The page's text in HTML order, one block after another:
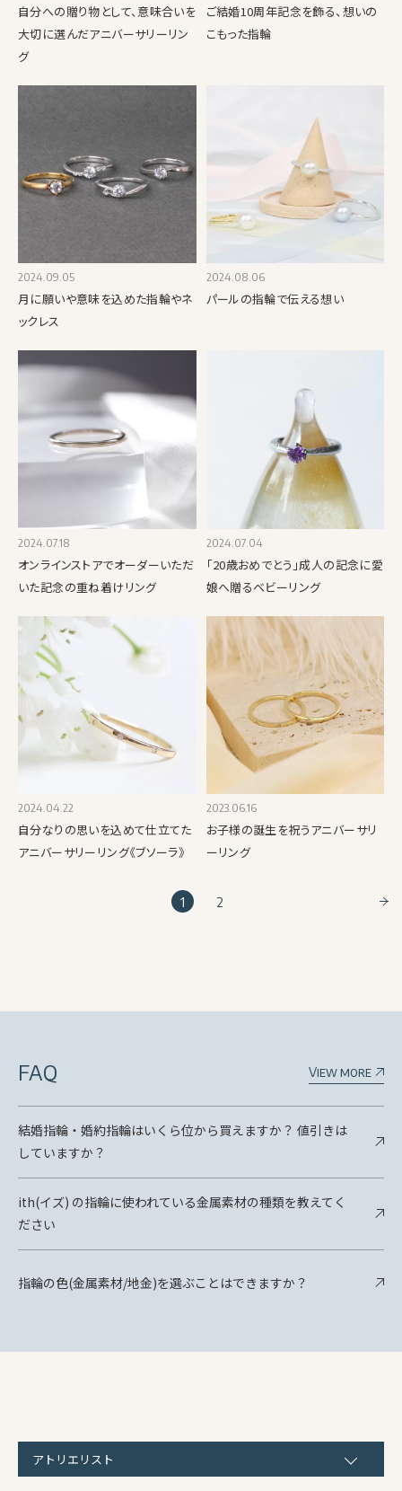
自分への贈り物として、意味合いを
大切に選んだアニバーサリーリン
グ
ご結婚10周年記念を飾る、想いの
こもった指輪
2024.09.05
月に願いや意味を込めた指輪やネ
ックレス
2024.08.06
パールの指輪で伝える想い
2024.07.18
オンラインストアでオーダーいただ
いた記念の重ね着けリング
2024.07.04
「20歳おめでとう」成人の記念に愛
娘へ贈るベビーリング
2024.04.22
自分なりの思いを込めて仕立てた
アニバーサリーリング《ブソーラ》
2023.06.16
お子様の誕生を祝うアニバーサリ
ーリング
1 2
FAQ View more
結婚指輪・婚約指輪はいくら位から買えますか？ 値引きは
していますか？
ith(イズ) の指輪に使われている金属素材の種類を教えてく
ださい
指輪の色(金属素材/地金)を選ぶことはできますか？
アトリエリスト